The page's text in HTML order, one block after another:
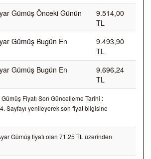
Gümüş Önceki Günün
9.514,00
TL
Gümüş Bugün En
9.493,90
TL
Gümüş Bugün En
9.696,24
TL
Fiyatı Son Güncelleme Tarihi :
Sayfayı yenileyerek son fiyat bilgisine
Gümüş fiyatı olan 71.25 TL üzerinden